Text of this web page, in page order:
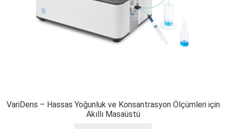
VariDens – Hassas Yoğunluk ve Konsantrasyon Ölçümleri için
Akıllı Masaüstü